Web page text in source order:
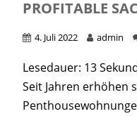
PROFITABLE
4. Juli 2022 admin
Lesedauer: 13
Seit Jahren erhöhen